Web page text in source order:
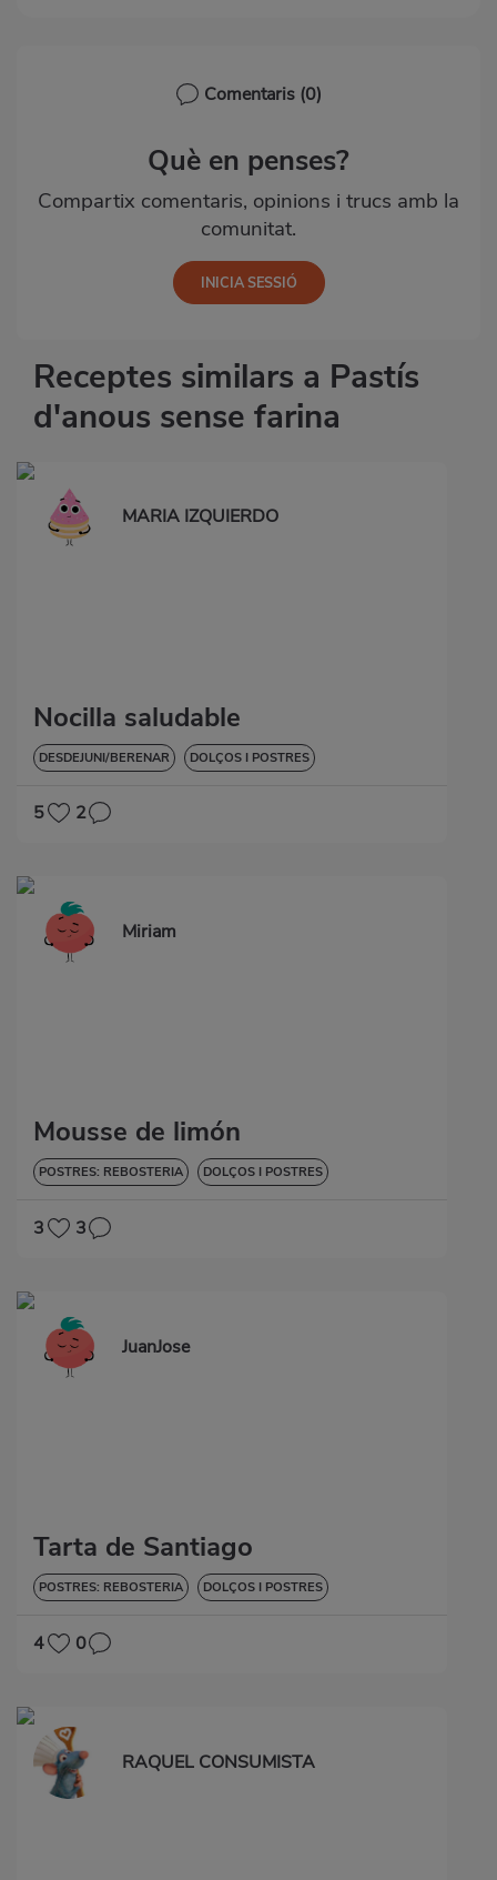
Comentaris (0)
Què en penses?
Compartix comentaris, opinions i trucs amb la
comunitat.
Receptes similars a Pastís
d'anous sense farina
MARIA IZQUIERDO
Nocilla saludable
DESDEJUNI/BERENAR
DOLÇOS I POSTRES
5 2
Miriam
Mousse de limón
POSTRES: REBOSTERIA DOLÇOS I POSTRES
3 3
JuanJose
Tarta de Santiago
POSTRES: REBOSTERIA DOLÇOS I POSTRES
4 0
RAQUEL CONSUMISTA